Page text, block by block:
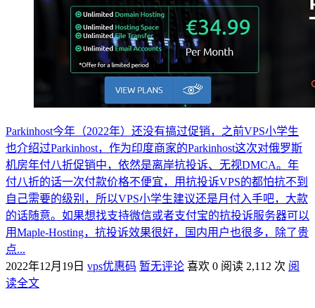
Parkinhost今年（2022年）还没有搞过促销，之前VPS小学生
也介绍过Parkinhost，作为印度商家的Parkinhost这次对俄罗斯
机房年付八折促销中，依然是离岸抗投诉、无视DMCA。年
付八折的话一次付款价格不便宜，用抗投诉VPS的都怕抗不到
自己需要的级别，所以VPS小学生建议还是月付入手吧，大款
的话随意。如果想找支持微信或者支付宝的抗投诉服务器可以
用Maple-Hosting，抗投诉效果很好，国内用户也很多，除了贵
点...
2022年12月19日 vps优惠码 暂无评论 喜欢 0 阅读 2,112 次 阅
读全文